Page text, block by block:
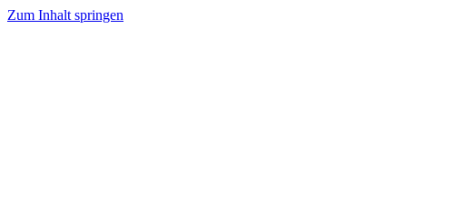
Zum Inhalt springen